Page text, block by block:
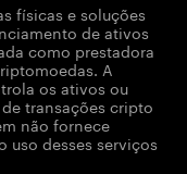
físicas e soluções
de ativos
como prestadora
A
os ativos ou
transações cripto
não fornece
uso desses serviços